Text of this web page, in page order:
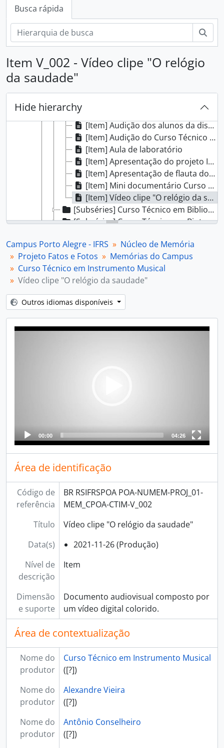
Busca rápida
Item V_002 - Vídeo clipe "O relógio
da saudade"
Hide hierarchy
[Subfundos] Diretoria de Pesquisa, Pós-Graduação e Inovação
[Subfundos] Núcleo de Memória
[Séries] Atas
[Subgrupo] Projeto Fatos e Fotos
[Séries] Memórias do Campus
[Subséries] Biblioteca Clóvis Vergara Marques
[Item] Audição dos alunos da disciplina de Prática de Conjunto
[Item] Audição do Curso Técnico em Instrumento Musical
[Item] Aula de laboratório
[Item] Apresentação do projeto Integrador
[Item] Apresentação de flauta doce
[Item] Mini documentário Curso Técnico em Instrumento Musical: 10 anos
[Item] Vídeo clipe "O relógio da saudade"
[Subséries] Curso Técnico em Biblioteconomia
[Subséries] Curso Técnico em Biotecnologia
[Subséries] Curso Técnico em Panificação
[Subséries] Curso Técnico em Transações Imobiliárias
[Subséries] Núcleo de Estudos Afro-brasileiros e Indígenas
[Séries] Espaços Físicos
[Séries] Materiais de divulgação e Imprensa
[Séries] Programas e projetos
[Séries] Projeto Do IF pra Vida
Campus Porto Alegre - IFRS
Núcleo de Memória
Projeto Fatos e Fotos
Memórias do Campus
Curso Técnico em Instrumento Musical
Vídeo clipe "O relógio da saudade"
Outros idiomas disponíveis
Video
00:00 04:26
Área de identificação
Código de
referência
BR RSIFRSPOA POA-NUMEM-PROJ_01-
MEM_CPOA-CTIM-V_002
Título
Vídeo clipe "O relógio da saudade"
Data(s)
2021-11-26 (Produção)
Nível de
descrição
Item
Dimensão
e suporte
Documento audiovisual composto por
um vídeo digital colorido.
Área de contextualização
Nome do
produtor
Curso Técnico em Instrumento Musical
([?])
Nome do
produtor
Alexandre Vieira
([?])
Nome do
produtor
Antônio Conselheiro
([?])